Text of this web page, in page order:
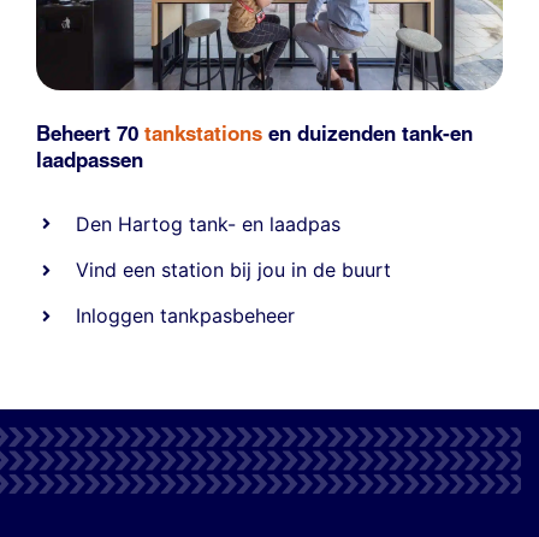
Beheert 70 tankstations en duizenden tank-en
laadpassen
Den Hartog tank- en laadpas
Vind een station bij jou in de buurt
Inloggen tankpasbeheer